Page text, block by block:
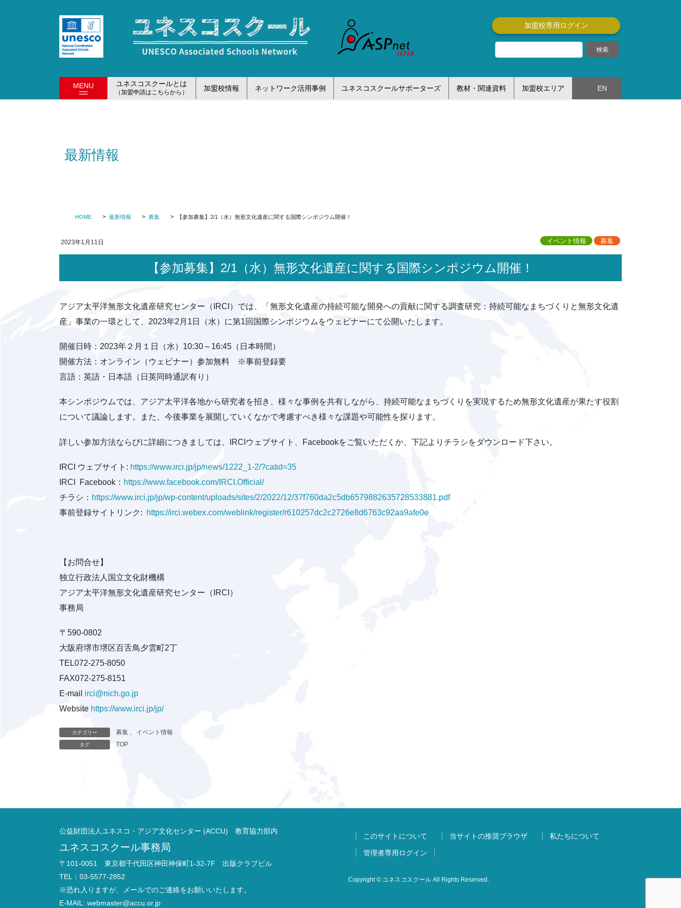
加盟校専用ログイン
MENU ユネスコスクールとは
（加盟申請はこちらから）
加盟校情報 ネットワーク活用事例 ユネスコスクールサポーターズ 教材・関連資料 加盟校エリア EN
最新情報
HOME 最新情報 募集 【参加募集】2/1（水）無形文化遺産に関する国際シンポジウム開催！
2023年1月11日 募集
イベント情報
【参加募集】2/1（水）無形文化遺産に関する国際シンポジウム開催！
アジア太平洋無形文化遺産研究センター（IRCI）では、「無形文化遺産の持続可能な開発への貢献に関する調査研究：持続可能なまちづくりと無形文化遺
産」事業の一環として、2023年2月1日（水）に第1回国際シンポジウムをウェビナーにて公開いたします。
開催日時：2023年２月１日（水）10:30～16:45（日本時間）
開催方法：オンライン（ウェビナー）参加無料 ※事前登録要
言語：英語・日本語（日英同時通訳有り）
本シンポジウムでは、アジア太平洋各地から研究者を招き、様々な事例を共有しながら、持続可能なまちづくりを実現するため無形文化遺産が果たす役割
について議論します。また、今後事業を展開していくなかで考慮すべき様々な課題や可能性を探ります。
詳しい参加方法ならびに詳細につきましては、IRCIウェブサイト、Facebookをご覧いただくか、下記よりチラシをダウンロード下さい。
IRCI ウェブサイト: https://www.irci.jp/jp/news/1222_1-2/?catid=35
IRCI Facebook： https://www.facebook.com/IRCI.Official/
チラシ： https://www.irci.jp/jp/wp-content/uploads/sites/2/2022/12/37f760da2c5db6579882635728533881.pdf
事前登録サイトリンク:
https://irci.webex.com/weblink/register/r610257dc2c2726e8d6763c92aa9afe0e
【お問合せ】
独立行政法人国立文化財機構
アジア太平洋無形文化遺産研究センター（IRCI）
事務局
〒590-0802
大阪府堺市堺区百舌鳥夕雲町2丁
TEL072-275-8050
FAX072-275-8151
E-mail irci@nich.go.jp
Website https://www.irci.jp/jp/
カテゴリー 募集 、 イベント情報
タグ TOP
公益財団法人ユネスコ・アジア文化センター (ACCU) 教育協力部内
ユネスコスクール事務局
〒101-0051 東京都千代田区神田神保町1-32-7F 出版クラブビル
TEL：03-5577-2852
※恐れ入りますが、メールでのご連絡をお願いいたします。
E-MAIL: webmaster@accu.or.jp
このサイトについて 当サイトの推奨ブラウザ 私たちについて
管理者専用ログイン
Copyright © ユネスコスクール All Rights Reserved.